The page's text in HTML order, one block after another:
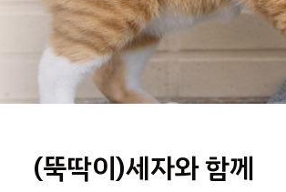
(뚝딱이)세자와 함께